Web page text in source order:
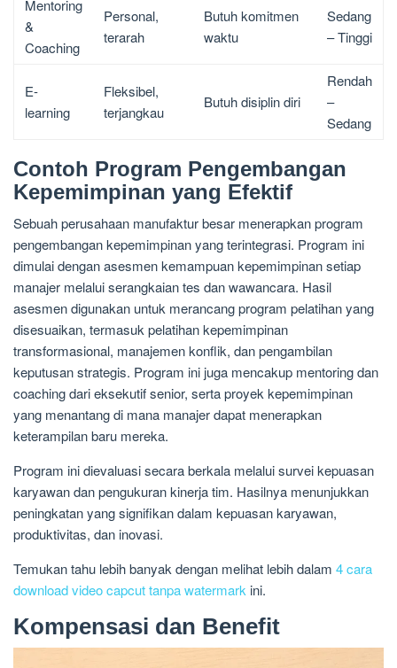
Mentoring
&
Coaching
Personal,
terarah
Butuh komitmen
waktu
Sedang
– Tinggi
E-
learning
Fleksibel,
terjangkau
Butuh disiplin diri
Rendah
–
Sedang
Contoh Program Pengembangan
Kepemimpinan yang Efektif
Sebuah perusahaan manufaktur besar menerapkan program
pengembangan kepemimpinan yang terintegrasi. Program ini
dimulai dengan asesmen kemampuan kepemimpinan setiap
manajer melalui serangkaian tes dan wawancara. Hasil
asesmen digunakan untuk merancang program pelatihan yang
disesuaikan, termasuk pelatihan kepemimpinan
transformasional, manajemen konflik, dan pengambilan
keputusan strategis. Program ini juga mencakup mentoring dan
coaching dari eksekutif senior, serta proyek kepemimpinan
yang menantang di mana manajer dapat menerapkan
keterampilan baru mereka.
Program ini dievaluasi secara berkala melalui survei kepuasan
karyawan dan pengukuran kinerja tim. Hasilnya menunjukkan
peningkatan yang signifikan dalam kepuasan karyawan,
produktivitas, dan inovasi.
Temukan tahu lebih banyak dengan melihat lebih dalam 4 cara
download video capcut tanpa watermark ini.
Kompensasi dan Benefit